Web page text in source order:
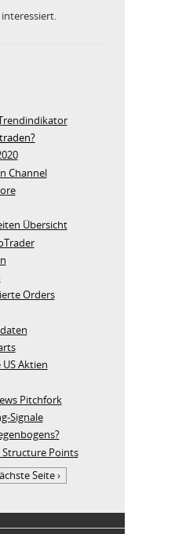
Channel
Übersicht
Orders
Aktien
Pitchfork
Signale
Points
Seite ›